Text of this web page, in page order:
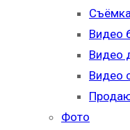
Видео
Видео
Видео
Фото